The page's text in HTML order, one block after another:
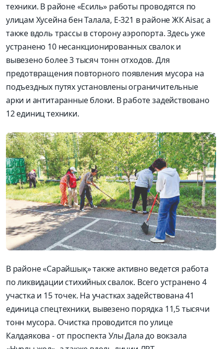
техники. В районе «Есиль» работы проводятся по
улицам Хусейна бен Талала, Е-321 в районе ЖК Aisar, а
также вдоль трассы в сторону аэропорта. Здесь уже
устранено 10 несанкционированных свалок и
вывезено более 3 тысяч тонн отходов. Для
предотвращения повторного появления мусора на
подъездных путях установлены ограничительные
арки и антитаранные блоки. В работе задействовано
12 единиц техники.
В районе «Сарайшық» также активно ведется работа
по ликвидации стихийных свалок. Всего устранено 4
участка и 15 точек. На участках задействована 41
единица спецтехники, вывезено порядка 11,5 тысячи
тонн мусора. Очистка проводится по улице
Калдаякова - от проспекта Улы Дала до вокзала